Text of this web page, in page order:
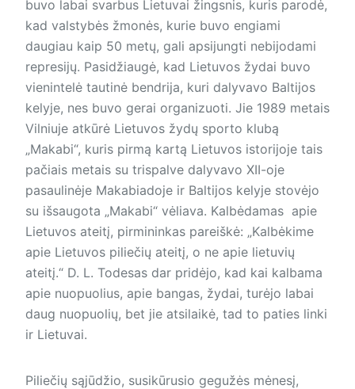
buvo labai svarbus Lietuvai žingsnis, kuris parodė,
kad valstybės žmonės, kurie buvo engiami
daugiau kaip 50 metų, gali apsijungti nebijodami
represijų. Pasidžiaugė, kad Lietuvos žydai buvo
vienintelė tautinė bendrija, kuri dalyvavo Baltijos
kelyje, nes buvo gerai organizuoti. Jie 1989 metais
Vilniuje atkūrė Lietuvos žydų sporto klubą
„Makabi“, kuris pirmą kartą Lietuvos istorijoje tais
pačiais metais su trispalve dalyvavo XII-oje
pasaulinėje Makabiadoje ir Baltijos kelyje stovėjo
su išsaugota „Makabi“ vėliava. Kalbėdamas apie
Lietuvos ateitį, pirmininkas pareiškė: „Kalbėkime
apie Lietuvos piliečių ateitį, o ne apie lietuvių
ateitį.“ D. L. Todesas dar pridėjo, kad kai kalbama
apie nuopuolius, apie bangas, žydai, turėjo labai
daug nuopuolių, bet jie atsilaikė, tad to paties linki
ir Lietuvai.
Piliečių sąjūdžio, susikūrusio gegužės mėnesį,